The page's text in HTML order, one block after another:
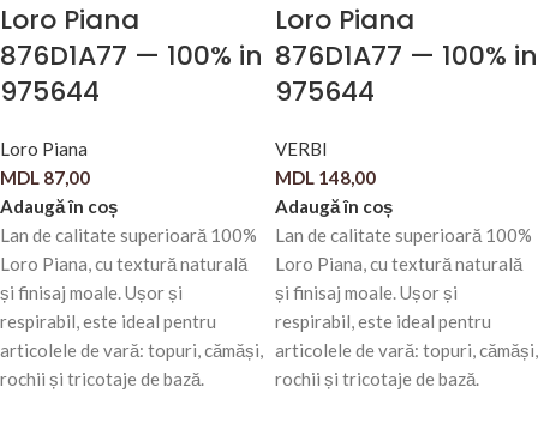
Loro Piana
876D1A77 — 100% in
975644
Loro Piana
MDL 87,00
Adaugă în coș
Lan de calitate superioară 100%
Loro Piana, cu textură naturală
și finisaj moale. Ușor și
respirabil, este ideal pentru
articolele de vară: topuri, cămăși,
rochii și tricotaje de bază.
Loro Piana
876D1A77 — 100% in
975644
VERBI
MDL 148,00
Adaugă în coș
Lan de calitate superioară 100%
Loro Piana, cu textură naturală
și finisaj moale. Ușor și
respirabil, este ideal pentru
articolele de vară: topuri, cămăși,
rochii și tricotaje de bază.